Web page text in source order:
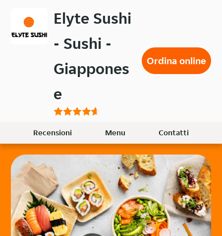
contenuto
Elyte Sushi
- Sushi -
Giappones
e
Ordina online
Recensioni Menu Contatti